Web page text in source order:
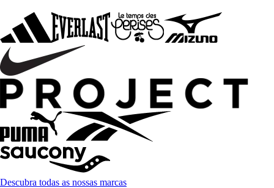
Descubra todas as nossas marcas